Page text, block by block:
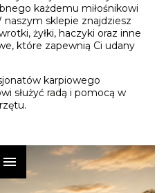
każdemu miłośnikowi
sklepie znajdziesz
żyłki, haczyki oraz inne
które zapewnią Ci udany
karpiowego
służyć radą i pomocą w